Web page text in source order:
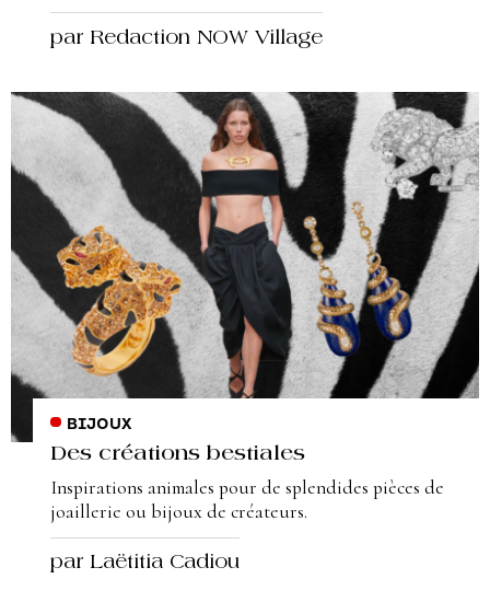
par Redaction NOW Village
BIJOUX
Des créations bestiales
Inspirations animales pour de splendides pièces de
joaillerie ou bijoux de créateurs.
par Laëtitia Cadiou